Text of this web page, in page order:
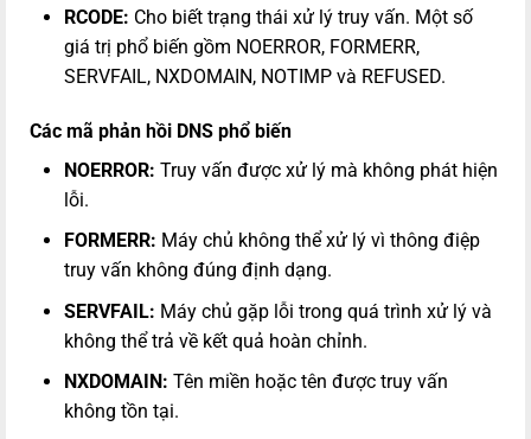
RCODE: Cho biết trạng thái xử lý truy vấn. Một số
giá trị phổ biến gồm NOERROR, FORMERR,
SERVFAIL, NXDOMAIN, NOTIMP và REFUSED.
Các mã phản hồi DNS phổ biến
NOERROR: Truy vấn được xử lý mà không phát hiện
lỗi.
FORMERR: Máy chủ không thể xử lý vì thông điệp
truy vấn không đúng định dạng.
SERVFAIL: Máy chủ gặp lỗi trong quá trình xử lý và
không thể trả về kết quả hoàn chỉnh.
NXDOMAIN: Tên miền hoặc tên được truy vấn
không tồn tại.